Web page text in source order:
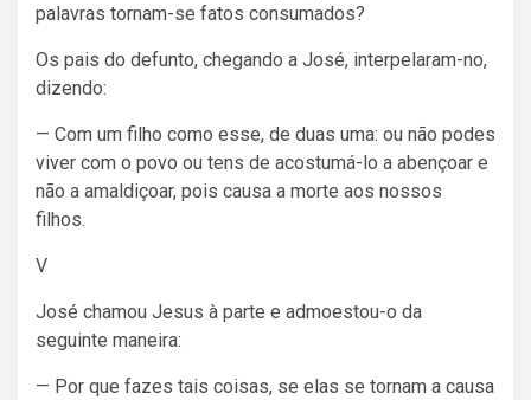
palavras tornam-se fatos consumados?
Os pais do defunto, chegando a José, interpelaram-no,
dizendo:
— Com um filho como esse, de duas uma: ou não podes
viver com o povo ou tens de acostumá-lo a abençoar e
não a amaldiçoar, pois causa a morte aos nossos
filhos.
V
José chamou Jesus à parte e admoestou-o da
seguinte maneira:
— Por que fazes tais coisas, se elas se tornam a causa